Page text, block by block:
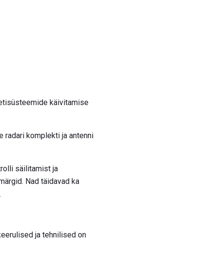
käivitamise
radari komplekti ja antenni
säilitamist ja
Nad täidavad ka
ja tehnilised on